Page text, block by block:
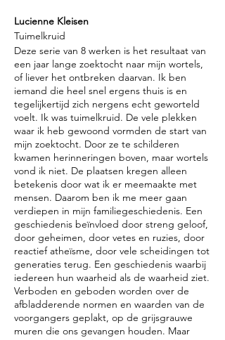
Lucienne Kleisen
Tuimelkruid
Deze serie van 8 werken is het resultaat van
een jaar lange zoektocht naar mijn wortels,
of liever het ontbreken daarvan. Ik ben
iemand die heel snel ergens thuis is en
tegelijkertijd zich nergens echt geworteld
voelt. Ik was tuimelkruid. De vele plekken
waar ik heb gewoond vormden de start van
mijn zoektocht. Door ze te schilderen
kwamen herinneringen boven, maar wortels
vond ik niet. De plaatsen kregen alleen
betekenis door wat ik er meemaakte met
mensen. Daarom ben ik me meer gaan
verdiepen in mijn familiegeschiedenis. Een
geschiedenis beïnvloed door streng geloof,
door geheimen, door vetes en ruzies, door
reactief atheïsme, door vele scheidingen tot
generaties terug. Een geschiedenis waarbij
iedereen hun waarheid als de waarheid ziet.
Verboden en geboden worden over de
afbladderende normen en waarden van de
voorgangers geplakt, op de grijsgrauwe
muren die ons gevangen houden. Maar